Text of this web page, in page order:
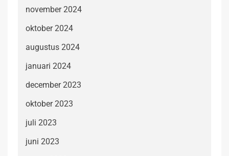
november 2024
oktober 2024
augustus 2024
januari 2024
december 2023
oktober 2023
juli 2023
juni 2023